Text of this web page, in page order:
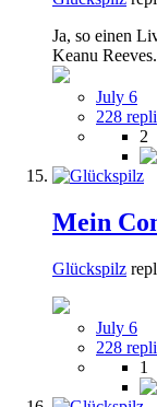
Ja, so einen
Keanu
July 6
228
2
Mein
Glückspilz
July 6
228
1